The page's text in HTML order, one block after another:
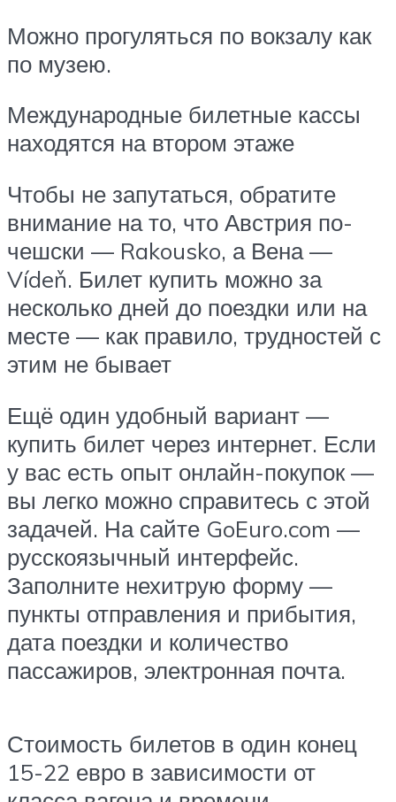
Можно прогуляться по вокзалу как
по музею.
Международные билетные кассы
находятся на втором этаже
Чтобы не запутаться, обратите
внимание на то, что Австрия по-
чешски — Rakousko, а Вена —
Vídeň. Билет купить можно за
несколько дней до поездки или на
месте — как правило, трудностей с
этим не бывает
Ещё один удобный вариант —
купить билет через интернет. Если
у вас есть опыт онлайн-покупок —
вы легко можно справитесь с этой
задачей. На сайте GoEuro.com —
русскоязычный интерфейс.
Заполните нехитрую форму —
пункты отправления и прибытия,
дата поездки и количество
пассажиров, электронная почта.
Стоимость билетов в один конец
15-22 евро в зависимости от